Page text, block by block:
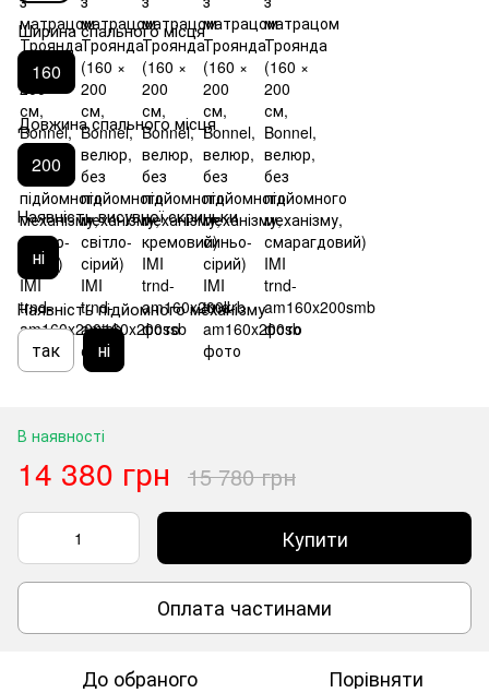
Ширина спального місця
160
Довжина спального місця
200
Наявність висувної скриньки
ні
Наявність підйомного механізму
так ні
В наявності
14 380 грн 15 780 грн
Купити
Оплата частинами
До обраного Порівняти